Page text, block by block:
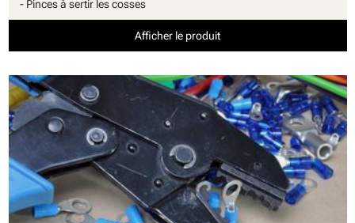
- Pinces à sertir les cosses
Afficher le produit